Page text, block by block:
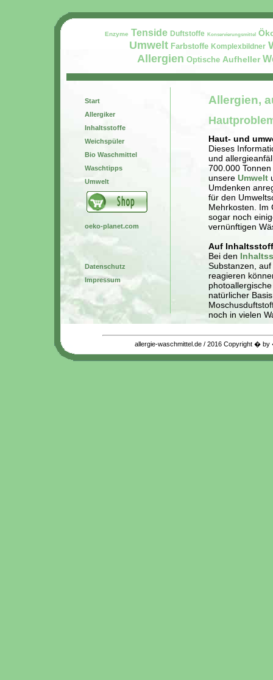
Enzyme Tenside Duftstoffe Konservierungsmittel
UmweltFarbstoffe Komplexbildner
Allergien Optische Aufheller
Start
Allergiker
Inhaltsstoffe
Weichspüler
Bio Waschmittel
Waschtipps
Umwelt
oeko-planet.com
Datenschutz
Impressum
Allergien,
Haut- und
Dieses
und
700.000
unsere Umwelt
Umdenken
für den
Mehrkosten. Im
sogar noch
vernünftigen
Auf
Bei den
Substanzen,
reagieren
natürlicher
noch in vielen
Allergische
dramatisch.
einer Allergie
allergie-waschmittel.de / 2016 Copyright �